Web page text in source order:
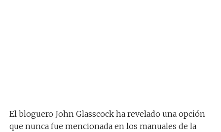
El bloguero John Glasscock ha revelado una opción
que nunca fue mencionada en los manuales de la